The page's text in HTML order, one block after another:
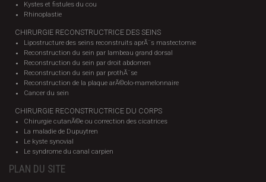
Kystes et fistules du cou
Rhinoplastie
CHIRURGIE RECONSTRUCTRICE DES SEINS
Lipostructure des seins reconstruits aprÃ¨s mastectomie
Reconstruction du sein par lambeau grand dorsal
Reconstruction du sein par droit abdomen
Reconstruction du sein par prothÃ¨se
Reconstruction de la plaque arÃ©olo-mamelonnaire
Cancer du sein
CHIRURGIE RECONSTRUCTRICE DU CORPS
Chirurgie cutanÃ©e ou correction des cicatrices
La maladie de Dupuytren
Le kyste synovial
Le syndrome du canal carpien
PLAN DU SITE